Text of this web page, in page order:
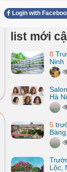
Login with
list mới
8
Ninh
Hà
5
Lộc,